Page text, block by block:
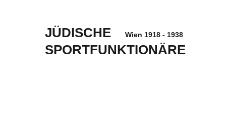
JÜDISCHE Wien 1918 - 1938
SPORTFUNKTIONÄRE